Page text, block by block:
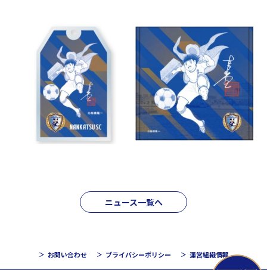
ニュース一覧へ
お問い合わせ プライバシーポリシー 運営組織情報